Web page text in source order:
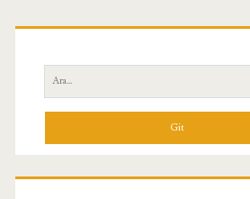
Birincil
Yan
Menü
Ara: